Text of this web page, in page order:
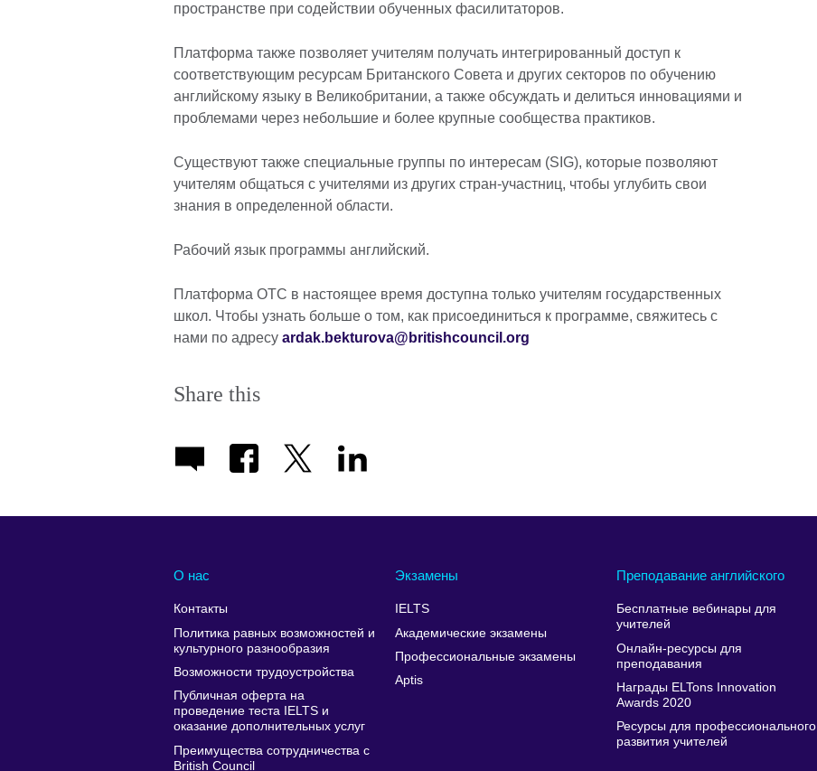
пространстве при содействии обученных фасилитаторов.
Платформа также позволяет учителям получать интегрированный доступ к
соответствующим ресурсам Британского Совета и других секторов по обучению
английскому языку в Великобритании, а также обсуждать и делиться инновациями и
проблемами через небольшие и более крупные сообщества практиков.
Существуют также специальные группы по интересам (SIG), которые позволяют
учителям общаться с учителями из других стран-участниц, чтобы углубить свои
знания в определенной области.
Рабочий язык программы английский.
Платформа OTC в настоящее время доступна только учителям государственных
школ. Чтобы узнать больше о том, как присоединиться к программе, свяжитесь с
нами по адресу ardak.bekturova@britishcouncil.org
Share this
О нас
Контакты
Политика равных возможностей и
культурного разнообразия
Возможности трудоустройства
Публичная оферта на
проведение теста IELTS и
оказание дополнительных услуг
Преимущества сотрудничества с
British Council
Экзамены
IELTS
Академические экзамены
Профессиональные экзамены
Aptis
Преподавание английского
Бесплатные вебинары для
учителей
Онлайн-ресурсы для
преподавания
Награды ELTons Innovation
Awards 2020
Ресурсы для профессионального
развития учителей